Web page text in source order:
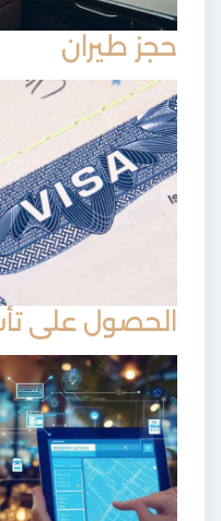
حجز طيران
الحصول على